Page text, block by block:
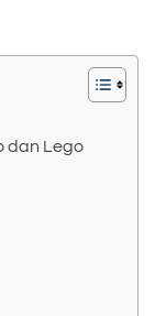
dan Lego